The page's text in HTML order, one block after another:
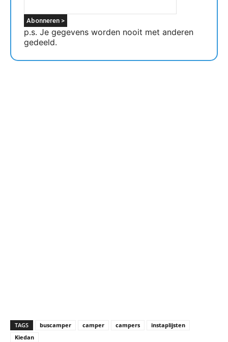
p.s. Je gegevens worden nooit met anderen
gedeeld.
TAGS buscamper camper campers
instaplijsten
Kiedan